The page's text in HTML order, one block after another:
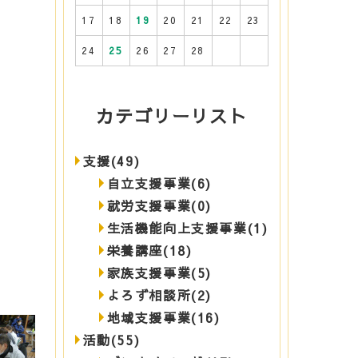
17 18 19 20 21 22 23
24 25 26 27 28
カテゴリーリスト
支援(49)
自立支援事業(6)
就労支援事業(0)
生活機能向上支援事業(1)
栄養講座(18)
家族支援事業(5)
よろず相談所(2)
地域支援事業(16)
活動(55)